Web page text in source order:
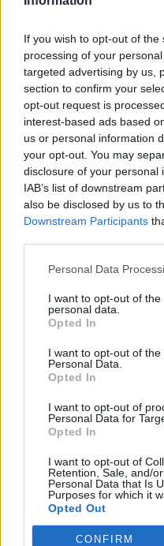
If you wish to opt-out of
processing of your
targeted advertising by us,
section to confirm your
opt-out request is
interest-based ads based
us or personal information
your opt-out. You may
disclosure of your personal
IAB’s list of downstream
also be disclosed by us to
Downstream Participants
Personal Data
I want to opt-out of
personal data.
Opted In
I want to opt-out of the
Personal Data.
Opted In
I want to opt-out of
Personal Data for
Opted In
I want to opt-out of
Retention, Sale, and/
Personal Data that Is
Purposes for which it
Opted Out
CONFIRM
CÍMKÉK BMW e-mobilitás
Elektromos autó
Gyártás
Főállásban Informatikus
Elektromos
Kína
5% lehet